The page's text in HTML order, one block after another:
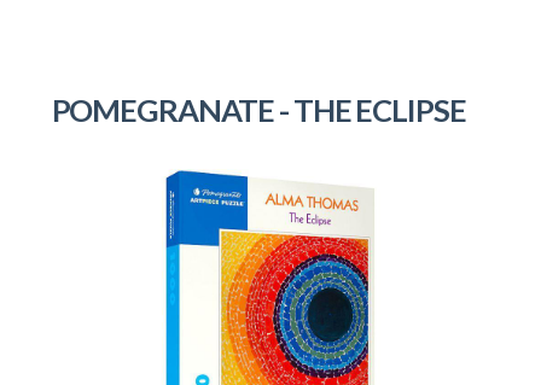
POMEGRANATE - THE ECLIPSE